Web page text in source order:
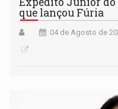
que lançou Fúria
04 de Agosto de